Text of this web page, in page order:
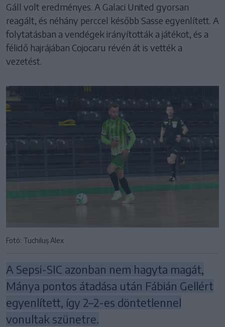
Gáll volt eredményes. A Galaci United gyorsan
reagált, és néhány perccel később Sasse egyenlített. A
folytatásban a vendégek irányították a játékot, és a
félidő hajrájában Cojocaru révén át is vették a
vezetést.
Fotó: Tuchiluș Alex
A Sepsi-SIC azonban nem hagyta magát,
Mánya pontos átadása után Fábián Gellért
egyenlített, így 2–2-es döntetlennel
vonultak szünetre.